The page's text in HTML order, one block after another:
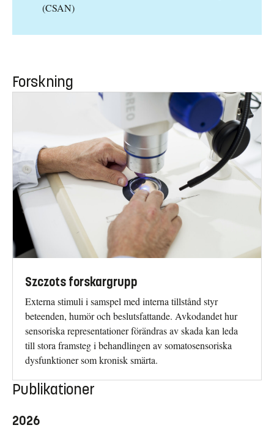
(CSAN)
Forskning
Szczots forskargrupp
Externa stimuli i samspel med interna tillstånd styr
beteenden, humör och beslutsfattande. Avkodandet hur
sensoriska representationer förändras av skada kan leda
till stora framsteg i behandlingen av somatosensoriska
dysfunktioner som kronisk smärta.
Publikationer
2026